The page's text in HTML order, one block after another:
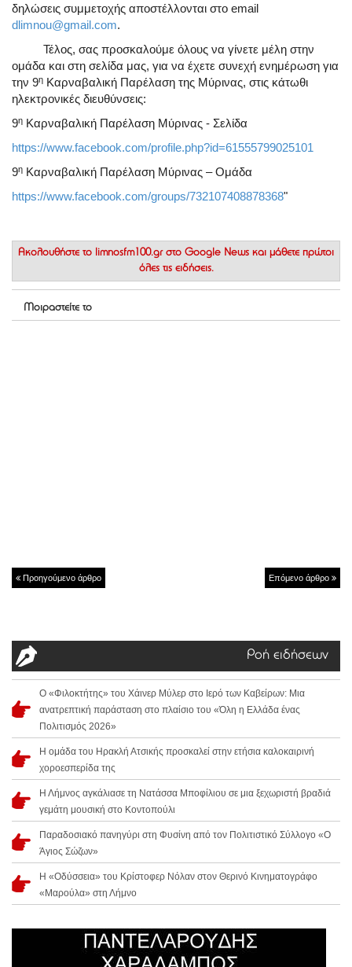
δηλώσεις συμμετοχής αποστέλλονται στο email
dlimnou@gmail.com.
Τέλος, σας προσκαλούμε όλους να γίνετε μέλη στην
ομάδα και στη σελίδα μας, για να έχετε συνεχή ενημέρωση για
την 9η Καρναβαλική Παρέλαση της Μύρινας, στις κάτωθι
ηλεκτρονικές διευθύνσεις:
9η Καρναβαλική Παρέλαση Μύρινας - Σελίδα
https://www.facebook.com/profile.php?id=61555799025101
9η Καρναβαλική Παρέλαση Μύρινας – Ομάδα
https://www.facebook.com/groups/732107408878368"
Ακολουθήστε το limnosfm100.gr στο Google News και μάθετε πρώτοι
όλες τις ειδήσεις.
Μοιραστείτε το
Προηγούμενο άρθρο Επόμενο άρθρο
Ροή ειδήσεων
Ο «Φιλοκτήτης» του Χάινερ Μύλερ στο Ιερό των Καβείρων: Μια
ανατρεπτική παράσταση στο πλαίσιο του «Όλη η Ελλάδα ένας
Πολιτισμός 2026»
Η ομάδα του Ηρακλή Ατσικής προσκαλεί στην ετήσια καλοκαιρινή
χοροεσπερίδα της
Η Λήμνος αγκάλιασε τη Νατάσσα Μποφίλιου σε μια ξεχωριστή βραδιά
γεμάτη μουσική στο Κοντοπούλι
Παραδοσιακό πανηγύρι στη Φυσίνη από τον Πολιτιστικό Σύλλογο «Ο
Άγιος Σώζων»
Η «Οδύσσεια» του Κρίστοφερ Νόλαν στον Θερινό Κινηματογράφο
«Μαρούλα» στη Λήμνο